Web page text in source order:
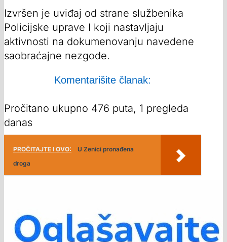
Izvršen je uviđaj od strane službenika
Policijske uprave I koji nastavljaju
aktivnosti na dokumenovanju navedene
saobraćajne nezgode.
Komentarišite članak:
Pročitano ukupno 476 puta, 1 pregleda
danas
PROČITAJTE I OVO:
U Zenici pronađena
droga